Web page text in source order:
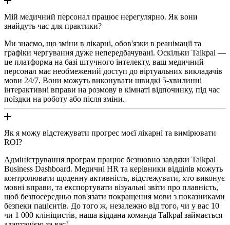
Мій медичний персонал працює нерегулярно. Як вони
знайдуть час для практики?
Ми знаємо, що зміни в лікарні, обов'язки в реанімації та
графіки чергування дуже непередбачувані. Оскільки Talkpal —
це платформа на базі штучного інтелекту, ваш медичний
персонал має необмежений доступ до віртуальних викладачів
мови 24/7. Вони можуть виконувати швидкі 5-хвилинні
інтерактивні вправи на розмову в кімнаті відпочинку, під час
поїздки на роботу або після зміни.
Як я можу відстежувати прогрес моєї лікарні та вимірювати
ROI?
Адміністрування програм працює безшовно завдяки Talkpal
Business Dashboard. Медичні HR та керівники відділів можуть
контролювати щоденну активність, відстежувати, хто виконує
мовні вправи, та експортувати візуальні звіти про плавність,
щоб безпосередньо пов'язати покращення мови з показниками
безпеки пацієнтів. До того ж, незалежно від того, чи у вас 10
чи 1 000 клініцистів, наша віддана команда Talkpal займається